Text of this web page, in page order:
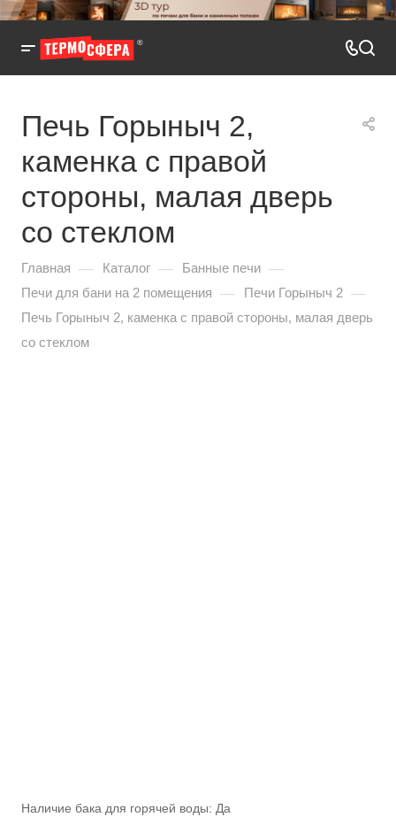
Печь Горыныч 2,
каменка с правой
стороны, малая дверь
со стеклом
Главная — Каталог — Банные печи —
Печи для бани на 2 помещения — Печи Горыныч 2 —
Печь Горыныч 2, каменка с правой стороны, малая дверь
со стеклом
Наличие бака для горячей воды: Да